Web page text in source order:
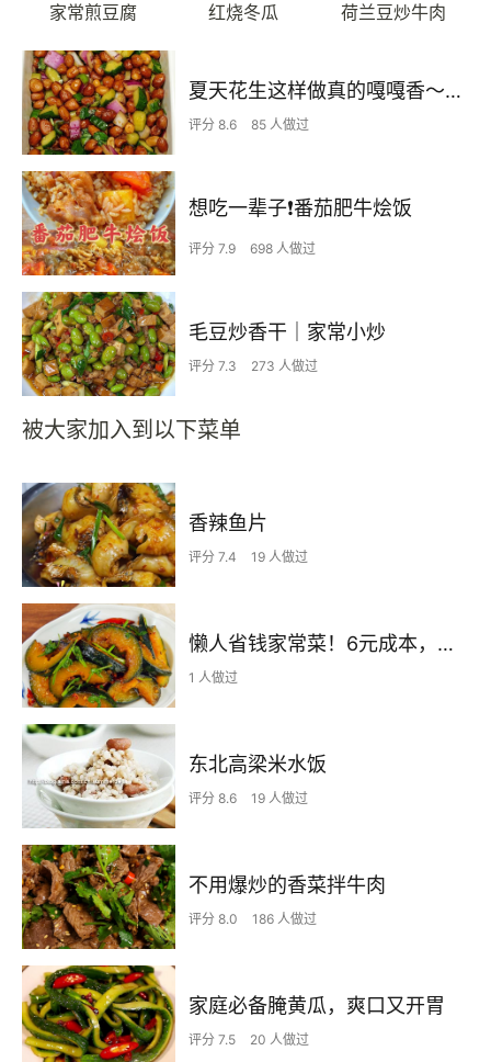
家常煎豆腐 红烧冬瓜 荷兰豆炒牛肉
夏天花生这样做真的嘎嘎香～下饭又下酒
评分 8.6 85 人做过
想吃一辈子❗️番茄肥牛烩饭
评分 7.9 698 人做过
毛豆炒香干｜家常小炒
评分 7.3 273 人做过
被大家加入到以下菜单
香辣鱼片
评分 7.4 19 人做过
懒人省钱家常菜！6元成本，软糯香浓配米饭绝了~
1 人做过
东北高梁米水饭
评分 8.6 19 人做过
不用爆炒的香菜拌牛肉
评分 8.0 186 人做过
家庭必备腌黄瓜，爽口又开胃
评分 7.5 20 人做过